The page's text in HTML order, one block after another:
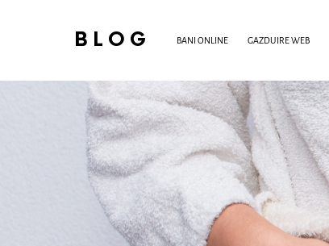
BLOG BANI ONLINE GAZDUIRE WEB